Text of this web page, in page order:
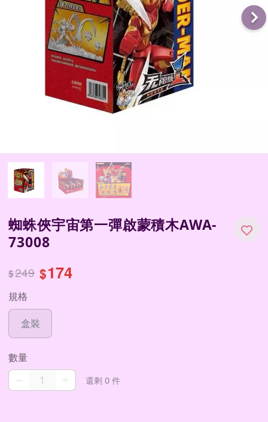
蜘蛛俠宇宙第一彈啟蒙積木AWA-
73008
$249 $174
規格
盒裝
數量
還剩 0 件